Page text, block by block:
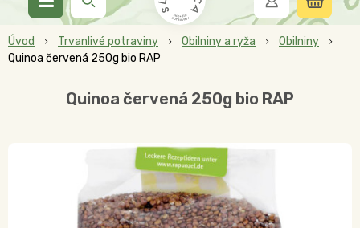
Úvod Trvanlivé potraviny Obilniny a ryža
Obilniny
Quinoa červená 250g bio RAP
Quinoa červená 250g bio RAP